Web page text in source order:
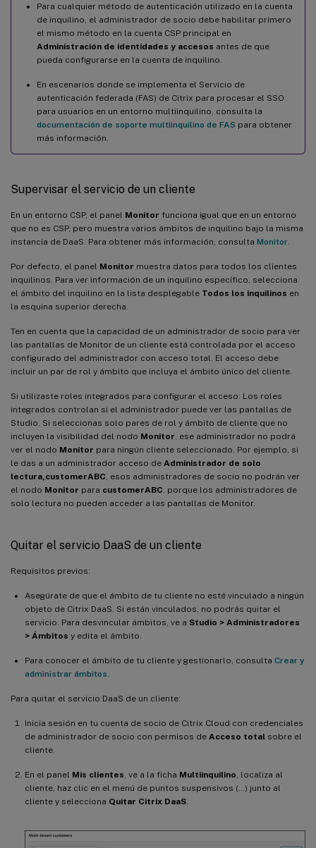
Para cualquier método de autenticación utilizado en la cuenta
de inquilino, el administrador de socio debe habilitar primero
el mismo método en la cuenta CSP principal en
Administración de identidades y accesos antes de que
pueda configurarse en la cuenta de inquilino.
En escenarios donde se implementa el Servicio de
autenticación federada (FAS) de Citrix para procesar el SSO
para usuarios en un entorno multiinquilino, consulta la
documentación de soporte multiinquilino de FAS para obtener
más información.
Supervisar el servicio de un cliente
En un entorno CSP, el panel Monitor funciona igual que en un entorno
que no es CSP, pero muestra varios ámbitos de inquilino bajo la misma
instancia de DaaS. Para obtener más información, consulta Monitor
Por defecto, el panel Monitor muestra datos para todos los clientes
inquilinos. Para ver información de un inquilino específico, selecciona
el ámbito del inquilino en la lista desplegable Todos los inquilinos en
la esquina superior derecha.
Ten en cuenta que la capacidad de un administrador de socio para ver
las pantallas de Monitor de un cliente está controlada por el acceso
configurado del administrador con acceso total. El acceso debe
incluir un par de rol y ámbito que incluya el ámbito único del cliente.
Si utilizaste roles integrados para configurar el acceso: Los roles
integrados controlan si el administrador puede ver las pantallas de
Studio. Si seleccionas solo pares de rol y ámbito de cliente que no
incluyen la visibilidad del nodo Monitor , ese administrador no podrá
ver el nodo Monitor para ningún cliente seleccionado. Por ejemplo, si
le das a un administrador acceso de Administrador de solo
lectura,customerABC , esos administradores de socio no podrán ver
el nodo Monitor para customerABC , porque los administradores de
solo lectura no pueden acceder a las pantallas de Monitor.
Quitar el servicio DaaS de un cliente
Requisitos previos:
Asegúrate de que el ámbito de tu cliente no esté vinculado a ningún
objeto de Citrix DaaS. Si están vinculados, no podrás quitar el
servicio. Para desvincular ámbitos, ve a Studio > Administradores
> Ámbitos y edita el ámbito.
Para conocer el ámbito de tu cliente y gestionarlo, consulta Crear y
administrar ámbitos
Para quitar el servicio DaaS de un cliente:
Inicia sesión en tu cuenta de socio de Citrix Cloud con credenciales
de administrador de socio con permisos de Acceso total sobre el
cliente.
En el panel Mis clientes , ve a la ficha Multiinquilino , localiza al
cliente, haz clic en el menú de puntos suspensivos (…) junto al
cliente y selecciona Quitar Citrix DaaS